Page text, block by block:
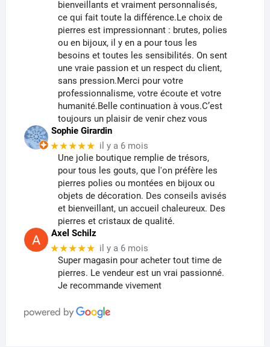
bienveillants et vraiment personnalisés,
ce qui fait toute la différence.Le choix de
pierres est impressionnant : brutes, polies
ou en bijoux, il y en a pour tous les
besoins et toutes les sensibilités. On sent
une vraie passion et un respect du client,
sans pression.Merci pour votre
professionnalisme, votre écoute et votre
humanité.Belle continuation à vous.C’est
toujours un plaisir de venir chez vous
Sophie Girardin
★★★★★ il y a 6 mois
Une jolie boutique remplie de trésors,
pour tous les gouts, que l'on préfère les
pierres polies ou montées en bijoux ou
objets de décoration. Des conseils avisés
et bienveillant, un accueil chaleureux. Des
pierres et cristaux de qualité.
Axel Schilz
★★★★★ il y a 6 mois
Super magasin pour acheter tout time de
pierres. Le vendeur est un vrai passionné.
Je recommande vivement